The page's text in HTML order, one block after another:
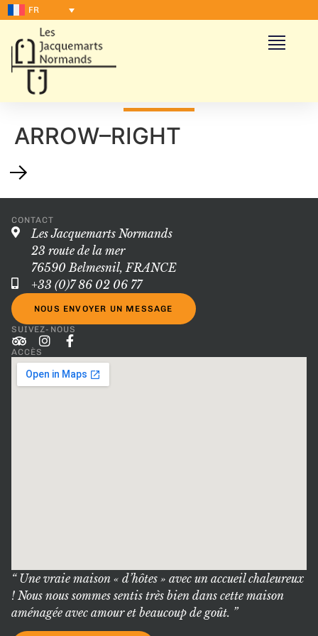
FR
ARROW–RIGHT
CONTACT
Les Jacquemarts Normands
23 route de la mer
76590 Belmesnil, FRANCE
+33 (0)7 86 02 06 77
NOUS ENVOYER UN MESSAGE
SUIVEZ-NOUS
ACCÈS
“ Une vraie maison « d’hôtes » avec un accueil chaleureux
! Nous nous sommes sentis très bien dans cette maison
aménagée avec amour et beaucoup de goût. ”